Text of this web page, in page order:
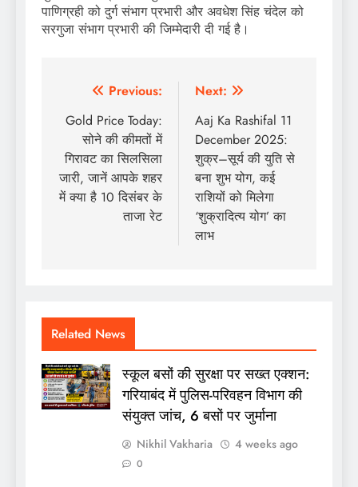
पाणिग्रही को दुर्ग संभाग प्रभारी और अवधेश सिंह चंदेल को
सरगुजा संभाग प्रभारी की जिम्मेदारी दी गई है।
Post
navigation
Previous:
Gold Price Today:
सोने की कीमतों में
गिरावट का सिलसिला
जारी, जानें आपके शहर
में क्या है 10 दिसंबर के
ताजा रेट
Next:
Aaj Ka Rashifal 11
December 2025:
शुक्र–सूर्य की युति से
बना शुभ योग, कई
राशियों को मिलेगा
‘शुक्रादित्य योग’ का
लाभ
Related News
स्कूल बसों की सुरक्षा पर सख्त एक्शन:
गरियाबंद में पुलिस-परिवहन विभाग की
संयुक्त जांच, 6 बसों पर जुर्माना
Nikhil Vakharia 4 weeks ago
0